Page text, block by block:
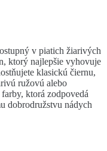
v piatich žiarivých
ktorý najlepšie vyhovuje
klasickú čiernu,
ružovú alebo
ktorá zodpovedá
dobrodružstvu nádych